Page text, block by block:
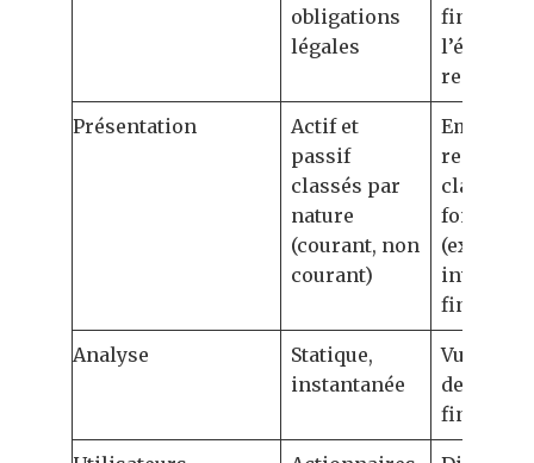
obligations
légales
Présentation
Actif et
passif
classés par
nature
(courant, non
courant)
Emplois
classés
fonction
Analyse
Statique,
instantanée
Vue
des